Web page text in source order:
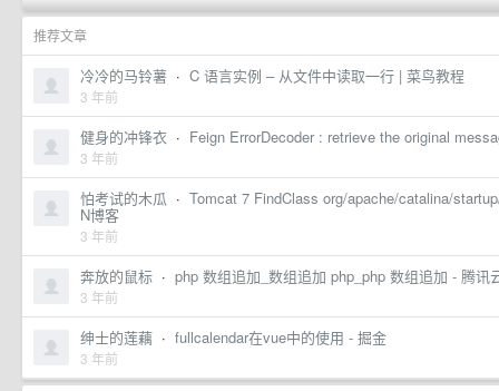
推荐文章
冷冷的马铃薯 · C 语言实例 – 从文件中读取一行 | 菜鸟教程
3 年前
健身的冲锋衣 · Feign ErrorDecoder : retrieve the original
3 年前
怕考试的木瓜 · Tomcat 7 FindClass org/apache/catalina/
N博客
3 年前
奔放的鼠标 · php 数组追加_数组追加 php_php 数组追加 - 腾讯
3 年前
绅士的莲藕 · fullcalendar在vue中的使用 - 掘金
3 年前